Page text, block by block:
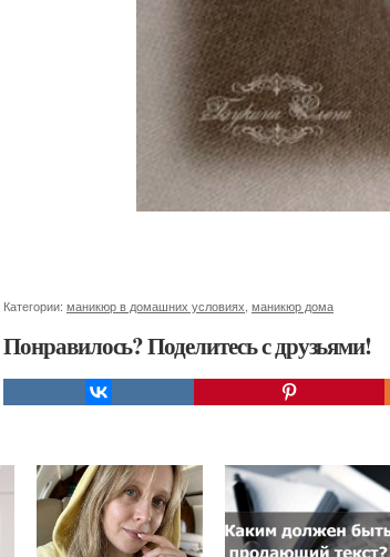
Категории: маникюр в домашних условиях маникюр дома
Понравилось? Поделитесь с друзьями!